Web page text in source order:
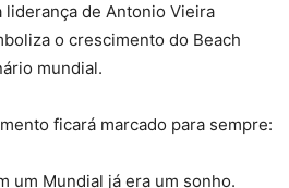
liderança de Antonio Vieira
o crescimento do Beach
mundial.
ficará marcado para sempre:
um Mundial já era um sonho.